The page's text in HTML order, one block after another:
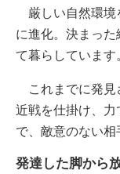
厳しい自然環境
に進化。決まっ
て暮らしています
これまでに発見
近戦を仕掛け、
で、敵意のない相
発達した脚から